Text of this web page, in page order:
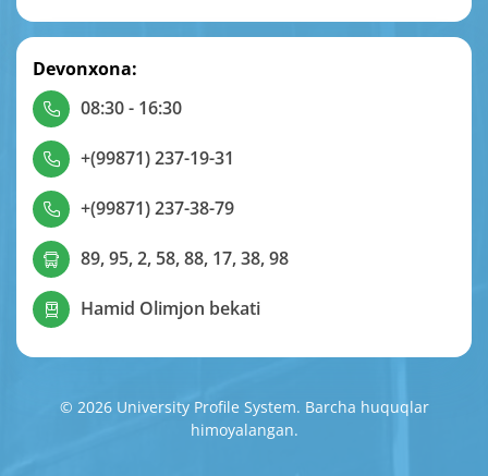
Devonxona:
08:30 - 16:30
+(99871) 237-19-31
+(99871) 237-38-79
89, 95, 2, 58, 88, 17, 38, 98
Hamid Olimjon bekati
© 2026 University Profile System. Barcha huquqlar
himoyalangan.